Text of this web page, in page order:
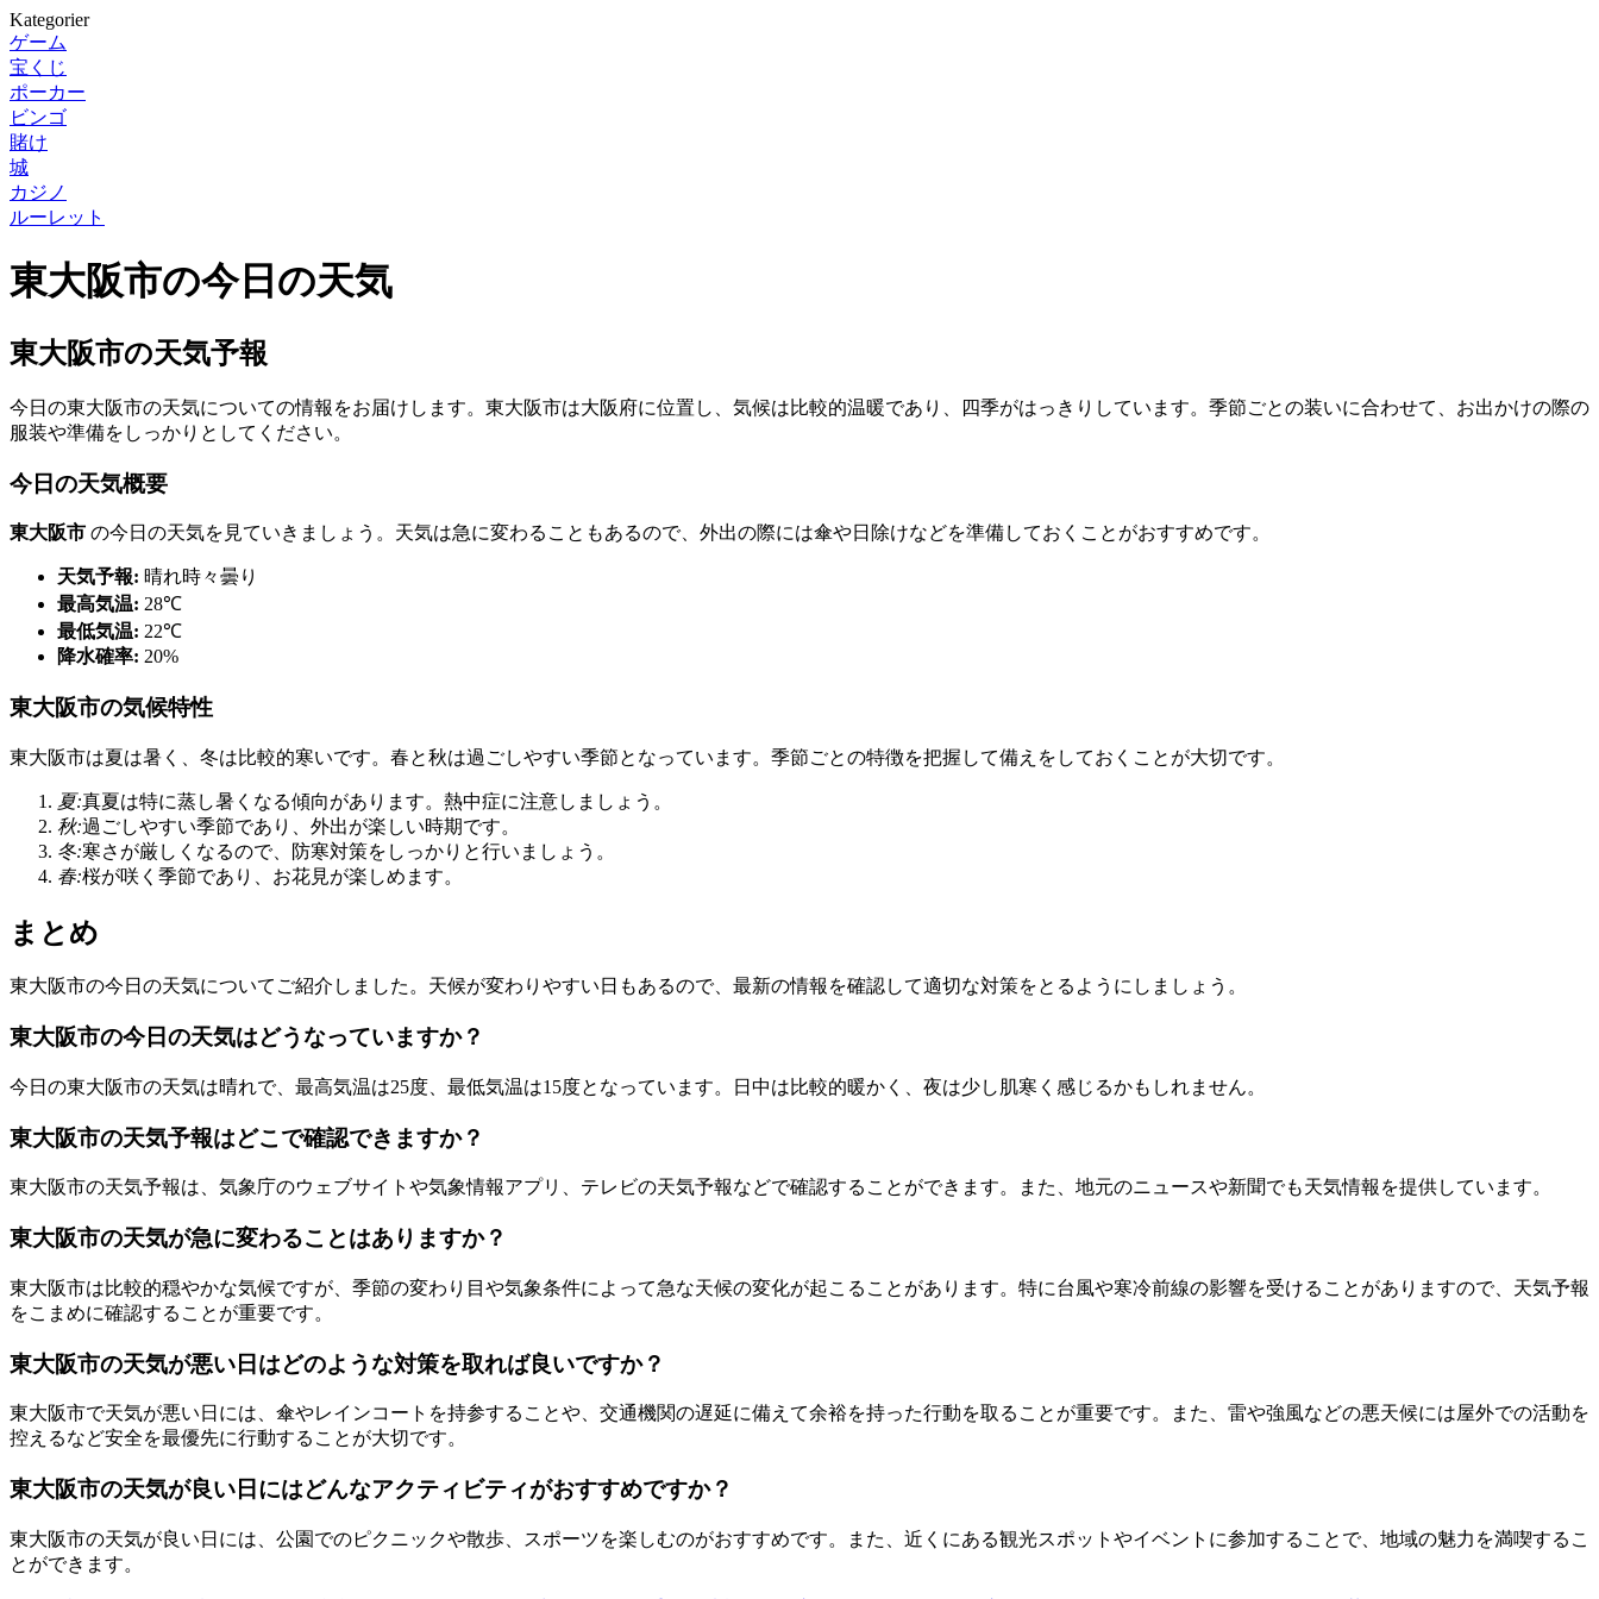
Kategorier
ゲーム
宝くじ
ポーカー
ビンゴ
賭け
城
カジノ
ルーレット
東大阪市の今日の天気
東大阪市の天気予報
今日の東大阪市の天気についての情報をお届けします。東大阪市は大阪府に位置し、気候は比較的温暖であり、四季がはっきりしています。季節ごとの装いに合わせて、お出かけの際の
服装や準備をしっかりとしてください。
今日の天気概要
東大阪市 の今日の天気を見ていきましょう。天気は急に変わることもあるので、外出の際には傘や日除けなどを準備しておくことがおすすめです。
天気予報: 晴れ時々曇り
最高気温: 28℃
最低気温: 22℃
降水確率: 20%
東大阪市の気候特性
東大阪市は夏は暑く、冬は比較的寒いです。春と秋は過ごしやすい季節となっています。季節ごとの特徴を把握して備えをしておくことが大切です。
夏:真夏は特に蒸し暑くなる傾向があります。熱中症に注意しましょう。
秋:過ごしやすい季節であり、外出が楽しい時期です。
冬:寒さが厳しくなるので、防寒対策をしっかりと行いましょう。
春:桜が咲く季節であり、お花見が楽しめます。
まとめ
東大阪市の今日の天気についてご紹介しました。天候が変わりやすい日もあるので、最新の情報を確認して適切な対策をとるようにしましょう。
東大阪市の今日の天気はどうなっていますか？
今日の東大阪市の天気は晴れで、最高気温は25度、最低気温は15度となっています。日中は比較的暖かく、夜は少し肌寒く感じるかもしれません。
東大阪市の天気予報はどこで確認できますか？
東大阪市の天気予報は、気象庁のウェブサイトや気象情報アプリ、テレビの天気予報などで確認することができます。また、地元のニュースや新聞でも天気情報を提供しています。
東大阪市の天気が急に変わることはありますか？
東大阪市は比較的穏やかな気候ですが、季節の変わり目や気象条件によって急な天候の変化が起こることがあります。特に台風や寒冷前線の影響を受けることがありますので、天気予報
をこまめに確認することが重要です。
東大阪市の天気が悪い日はどのような対策を取れば良いですか？
東大阪市で天気が悪い日には、傘やレインコートを持参することや、交通機関の遅延に備えて余裕を持った行動を取ることが重要です。また、雷や強風などの悪天候には屋外での活動を
控えるなど安全を最優先に行動することが大切です。
東大阪市の天気が良い日にはどんなアクティビティがおすすめですか？
東大阪市の天気が良い日には、公園でのピクニックや散歩、スポーツを楽しむのがおすすめです。また、近くにある観光スポットやイベントに参加することで、地域の魅力を満喫するこ
とができます。